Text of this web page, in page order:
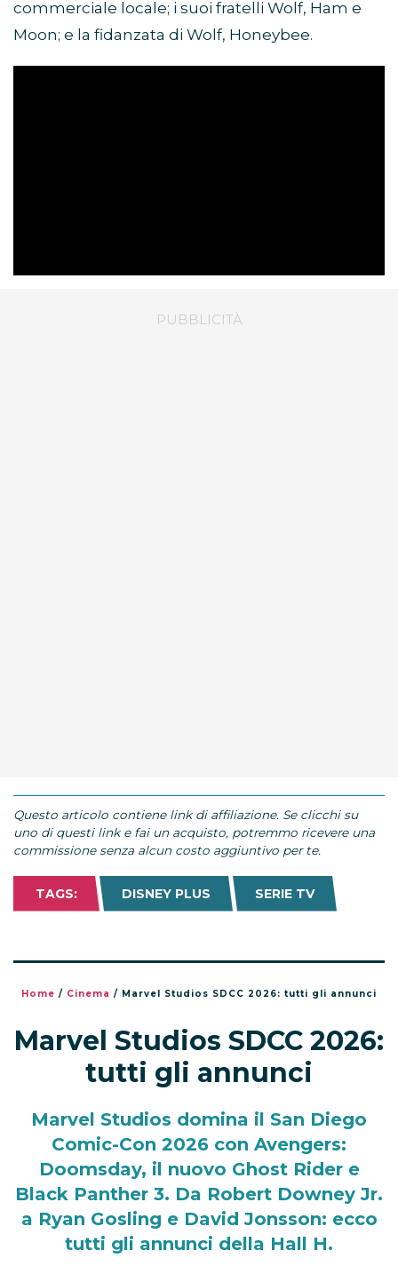
commerciale locale; i suoi fratelli Wolf, Ham e
Moon; e la fidanzata di Wolf, Honeybee.
Questo articolo contiene link di affiliazione. Se clicchi su
uno di questi link e fai un acquisto, potremmo ricevere una
commissione senza alcun costo aggiuntivo per te.
TAGS: DISNEY PLUS SERIE TV
Home / Cinema / Marvel Studios SDCC 2026: tutti gli annunci
Marvel Studios SDCC 2026:
tutti gli annunci
Marvel Studios domina il San Diego
Comic-Con 2026 con Avengers:
Doomsday, il nuovo Ghost Rider e
Black Panther 3. Da Robert Downey Jr.
a Ryan Gosling e David Jonsson: ecco
tutti gli annunci della Hall H.